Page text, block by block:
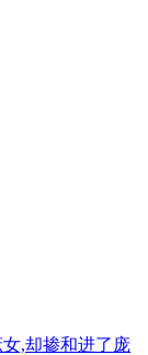
,却掺和进了庞